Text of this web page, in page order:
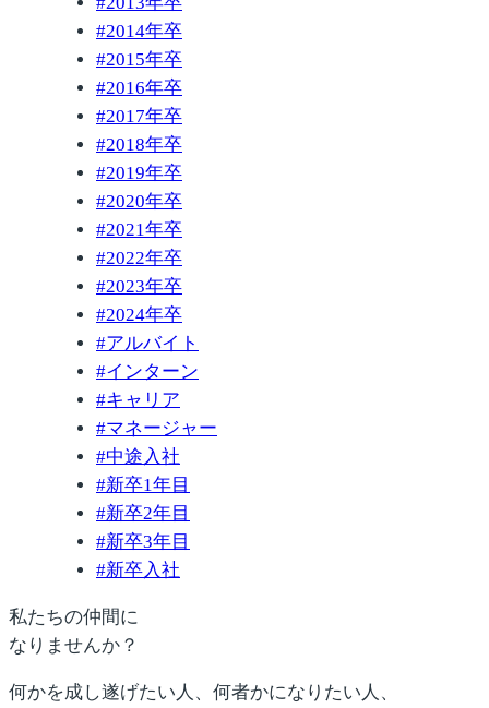
#2014年卒
#2015年卒
#2016年卒
#2017年卒
#2018年卒
#2019年卒
#2020年卒
#2021年卒
#2022年卒
#2023年卒
#2024年卒
#アルバイト
#インターン
#キャリア
#マネージャー
#中途入社
#新卒1年目
#新卒2年目
#新卒3年目
#新卒入社
私たちの仲間に
なりませんか？
何かを成し遂げたい人、何者かになりたい人、